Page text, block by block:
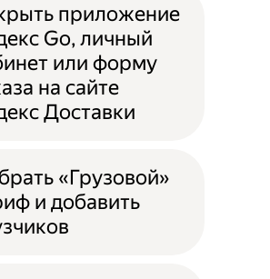
приложение
Go, личный
или форму
на сайте
Доставки
«Грузовой»
и добавить